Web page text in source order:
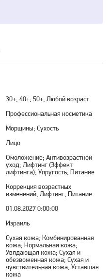
30+; 40+; 50+; Любой возраст
Профессиональная косметика
Морщины; Сухость
Лицо
Омоложение; Антивозрастной
уход; Лифтинг (Эффект
лифтинга); Упругость; Питание
Коррекция возрастных
изменений; Лифтинг; Питание
01.08.2027 0:00:00
Израиль
Сухая кожа; Комбинированная
кожа; Нормальная кожа;
Увядающая кожа; Сухая и
обезвоженная кожа; Сухая и
чувствительная кожа; Уставшая
кожа